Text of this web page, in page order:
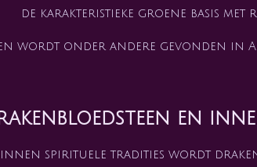
de karakteristieke groene basis met
wordt onder andere gevonden in
en
spirituele tradities wordt